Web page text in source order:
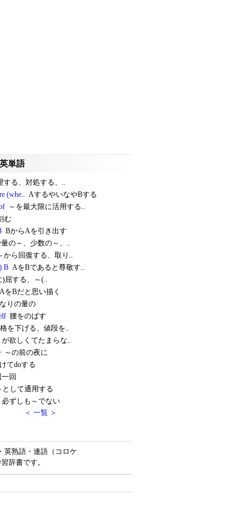
単語
する、対処する、..
(whe.. AするやいなやBする
～を最大限に活用する..
む
BからAを引き出す
量の～、少数の～、..
から回復する、取り..
B AをBであると尊敬す..
)屈する、～(..
AをBだと思い描く
りの量の
腰をのばす
を下げる、値段を..
が欲しくてたまらな..
～の前の夜に
てdoする
一回
として通用する
必ずしも～でない
＜ 一覧 ＞
英熟語・連語（コロケ
辞書です。